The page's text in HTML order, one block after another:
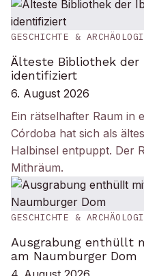
GESCHICHTE &
Älteste Bibliothek der
identifiziert
6. August 2026
Ein rätselhafter Raum in
Córdoba hat sich als
Halbinsel entpuppt. Der
Mithräum.
GESCHICHTE &
Ausgrabung enthüllt
am Naumburger Dom